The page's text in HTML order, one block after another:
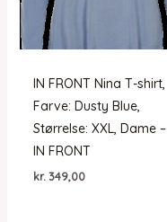
IN FRONT Nina T-shirt,
Farve: Dusty Blue,
Størrelse: XXL, Dame –
IN FRONT
kr.349,00